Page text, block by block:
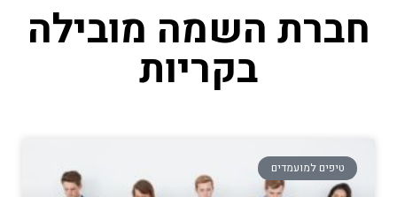
חברת השמה מובילה
בקריות
טיפים למועמדים